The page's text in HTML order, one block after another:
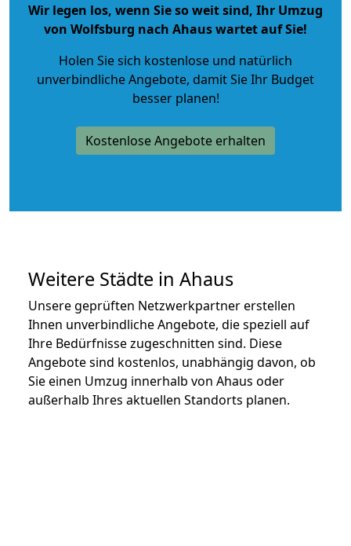
Wir legen los, wenn Sie so weit sind, Ihr Umzug
von Wolfsburg nach Ahaus wartet auf Sie!
Holen Sie sich kostenlose und natürlich
unverbindliche Angebote, damit Sie Ihr Budget
besser planen!
Kostenlose Angebote erhalten
Weitere Städte in Ahaus
Unsere geprüften Netzwerkpartner erstellen
Ihnen unverbindliche Angebote, die speziell auf
Ihre Bedürfnisse zugeschnitten sind. Diese
Angebote sind kostenlos, unabhängig davon, ob
Sie einen Umzug innerhalb von Ahaus oder
außerhalb Ihres aktuellen Standorts planen.